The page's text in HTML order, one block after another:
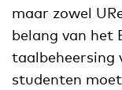
maar zowel
belang van het
taalbeheersing
studenten